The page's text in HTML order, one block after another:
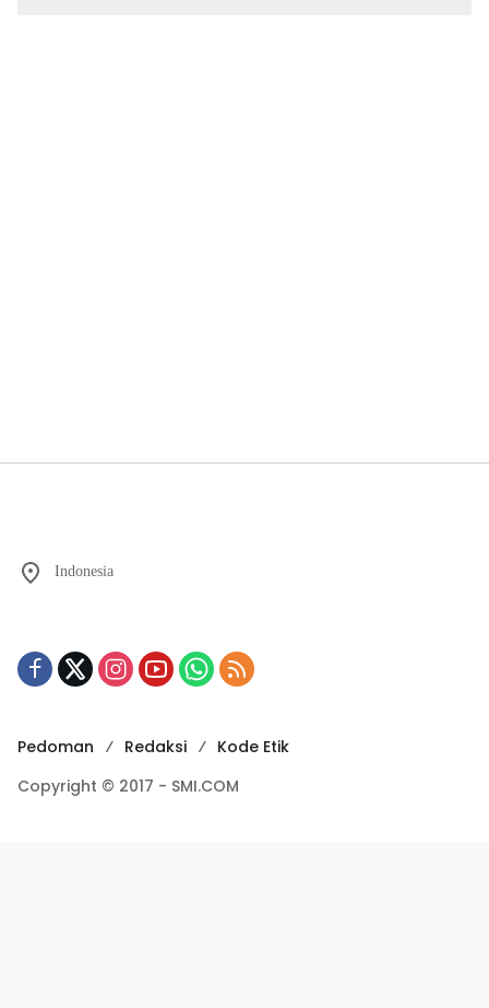
Indonesia
Pedoman Redaksi
Kode Etik
Copyright © 2017 - SMI.COM